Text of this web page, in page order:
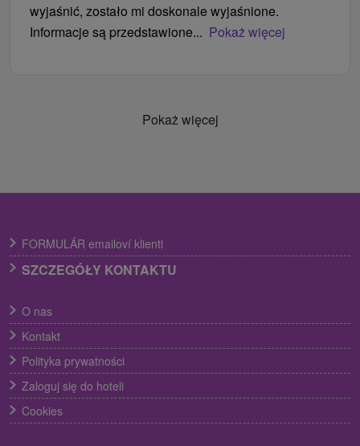
wyjaśnić, zostało mi doskonale wyjaśnione.
Informacje są przedstawione... Pokaż więcej
Pokaż więcej
FORMULÁR emailoví klienti
SZCZEGÓŁY KONTAKTU
O nas
Kontakt
Polityka prywatności
Zaloguj się do hoteli
Cookies